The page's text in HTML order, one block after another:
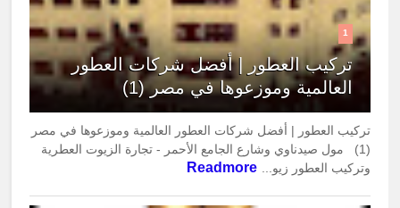
1
تركيب العطور | أفضل شركات العطور
العالمية وموزعوها في مصر (1)
تركيب العطور | أفضل شركات العطور العالمية وموزعوها في مصر
(1) مول صيدناوي وشارع الجامع الأحمر - تجارة الزيوت العطرية
وتركيب العطور زيو... Readmore